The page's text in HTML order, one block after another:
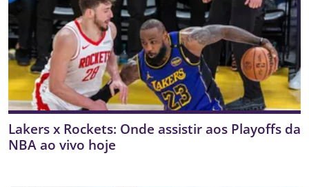
Lakers x Rockets: Onde assistir aos Playoffs da
NBA ao vivo hoje